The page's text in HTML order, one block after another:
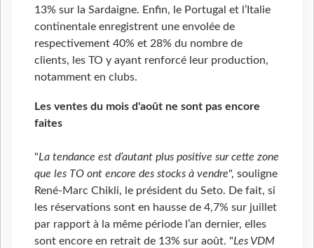
13% sur la Sardaigne. Enfin, le Portugal et l’Italie
continentale enregistrent une envolée de
respectivement 40% et 28% du nombre de
clients, les TO y ayant renforcé leur production,
notamment en clubs.
Les ventes du mois d'août ne sont pas encore
faites
"La tendance est d’autant plus positive sur cette zone
que les TO ont encore des stocks à vendre", souligne
René-Marc Chikli, le président du Seto. De fait, si
les réservations sont en hausse de 4,7% sur juillet
par rapport à la même période l’an dernier, elles
sont encore en retrait de 13% sur août. "Les VDM